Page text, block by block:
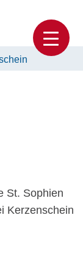
St. Sophien
Kerzenschein